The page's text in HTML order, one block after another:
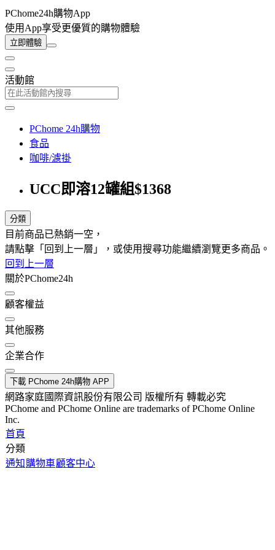
PChome24h購物App
使用App享受更優質的購物體驗
立即體驗
活動館
PChome 24h購物
食品
咖啡/濾掛
UCC即溶12罐組$1368
分類
目前商品已熱銷一空，
請點擊「回到上一層」，或使用搜尋功能繼續瀏覽更多商品。
回到上一層
關於PChome24h
顧客權益
其他服務
企業合作
下載 PChome 24h購物 APP
網路家庭國際資訊股份有限公司 版權所有 轉載必究
PChome and PChome Online are trademarks of PChome Online
Inc.
首頁
分類
通知 購物車顧客中心